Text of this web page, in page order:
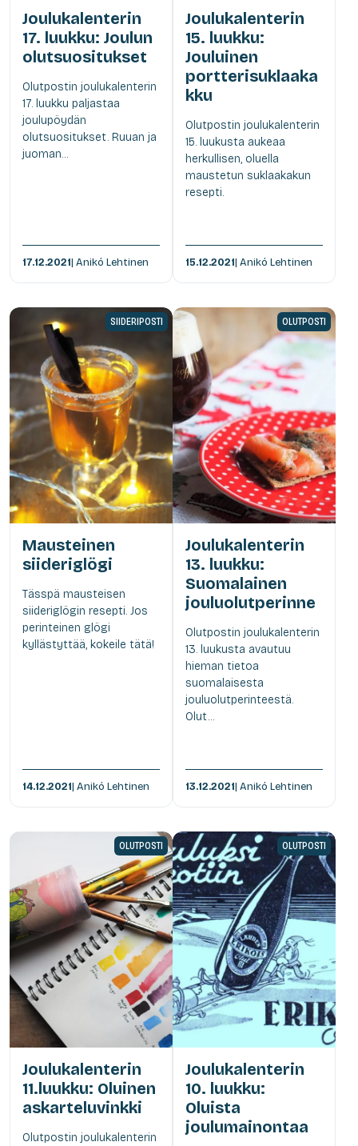
Joulukalenterin
17. luukku: Joulun
olutsuositukset
Olutpostin joulukalenterin
17. luukku paljastaa
joulupöydän
olutsuositukset. Ruuan ja
juoman...
17.12.2021| Anikó Lehtinen
Joulukalenterin
15. luukku:
Jouluinen
portterisuklaaka
kku
Olutpostin joulukalenterin
15. luukusta aukeaa
herkullisen, oluella
maustetun suklaakakun
resepti.
15.12.2021| Anikó Lehtinen
SIIDERIPOSTI
Mausteinen
siideriglögi
Tässpä mausteisen
siideriglögin resepti. Jos
perinteinen glögi
kyllästyttää, kokeile tätä!
14.12.2021| Anikó Lehtinen
OLUTPOSTI
Joulukalenterin
13. luukku:
Suomalainen
jouluolutperinne
Olutpostin joulukalenterin
13. luukusta avautuu
hieman tietoa
suomalaisesta
jouluolutperinteestä.
Olut...
13.12.2021| Anikó Lehtinen
OLUTPOSTI
Joulukalenterin
11.luukku: Oluinen
askarteluvinkki
Olutpostin joulukalenterin
OLUTPOSTI
Joulukalenterin
10. luukku:
Oluista
joulumainontaa